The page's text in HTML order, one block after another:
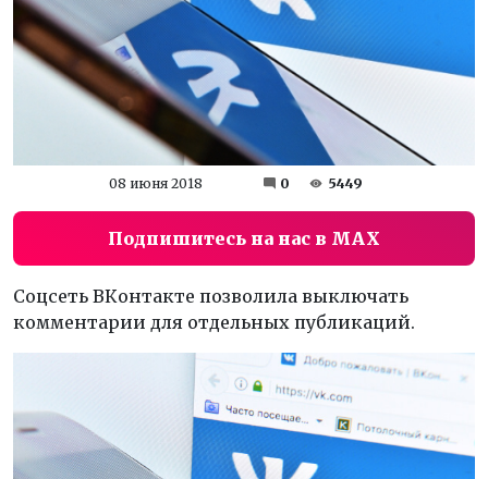
08 июня 2018 0 5449
Подпишитесь на нас в MAX
Соцсеть ВКонтакте позволила выключать
комментарии для отдельных публикаций.